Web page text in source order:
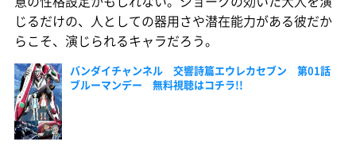
じるだけの、人としての器用さや潜在能力がある彼だか
らこそ、演じられるキャラだろう。
バンダイチャンネル 交響詩篇エウレカセブン 第01話
ブルーマンデー 無料視聴はコチラ!!